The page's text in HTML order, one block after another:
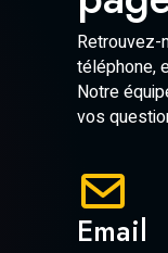
Retrouvez-
téléphone,
Notre
vos
Email